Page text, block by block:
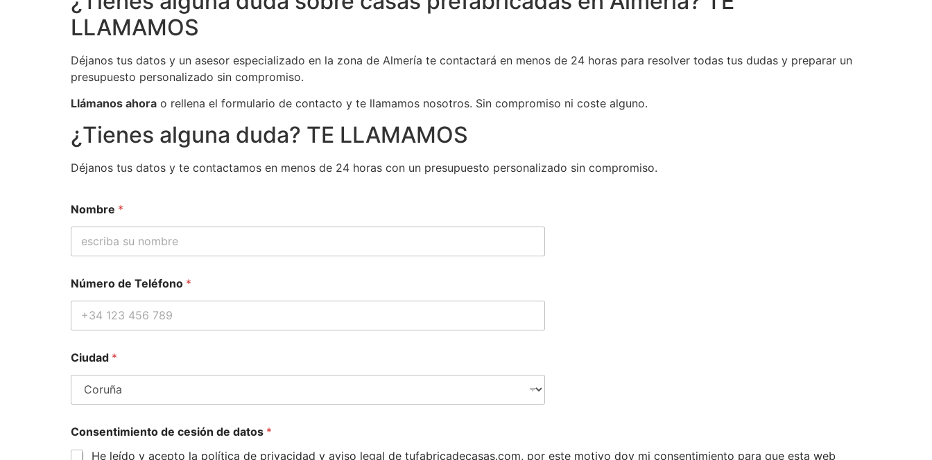
LLAMAMOS
Déjanos tus datos y un asesor especializado en la zona de Almería te contactará en menos de 24 horas para resolver todas tus dudas y preparar un
presupuesto personalizado sin compromiso.
Llámanos ahora o rellena el formulario de contacto y te llamamos nosotros. Sin compromiso ni coste alguno.
¿Tienes alguna duda? TE LLAMAMOS
Déjanos tus datos y te contactamos en menos de 24 horas con un presupuesto personalizado sin compromiso.
Nombre *
c
e
n
C
i
d
d
Número de Teléfono *
Ciudad *
Consentimiento de cesión de datos *
He leído y acepto la política de privacidad y aviso legal de tufabricadecasas.com, por este motivo doy mi consentimiento para que esta web